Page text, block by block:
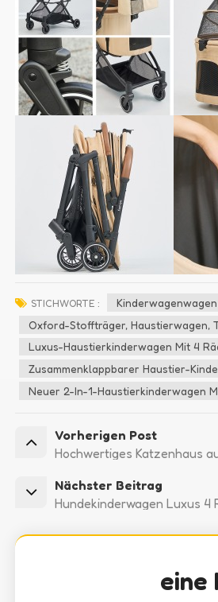
STICHWORTE :
Oxford-Stoffträger, Haustierwagen,
Luxus-Haustierkinderwagen Mit 4
Zusammenklappbarer Haustier-
Neuer 2-In-1-Haustierkinderwagen
Vorherigen Post
Hochwertiges Katzenhaus
Nächster Beitrag
Hundekinderwagen Luxus 4
eine